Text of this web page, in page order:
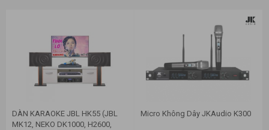
DÀN KARAOKE JBL HK55 (JBL
MK12, NEKO DK1000, H2600,
Micro Không Dây JKAudio K300